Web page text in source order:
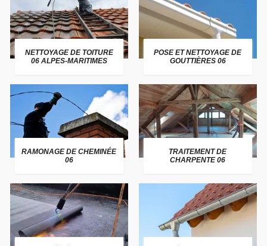
NETTOYAGE DE TOITURE
06 ALPES-MARITIMES
POSE ET NETTOYAGE DE
GOUTTIÈRES 06
RAMONAGE DE CHEMINÉE
06
TRAITEMENT DE
CHARPENTE 06